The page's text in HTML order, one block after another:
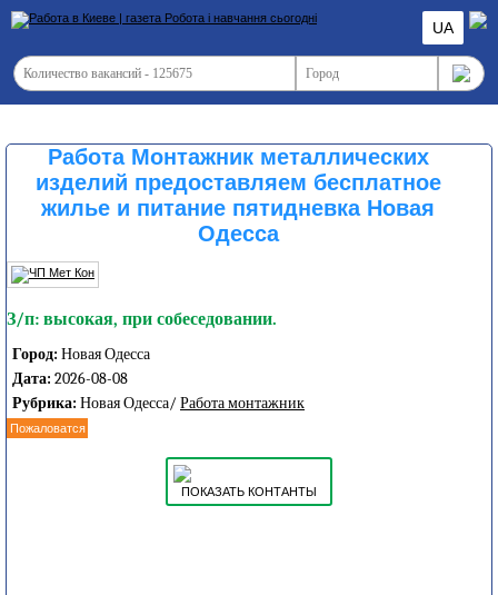
UA
Работа Монтажник металлических
изделий предоставляем бесплатное
жилье и питание пятидневка Новая
Одесса
З/п: высокая, при собеседовании.
Город: Новая Одесса
Дата: 2026-08-08
Рубрика: Новая Одесса/ Работа монтажник
Пожаловатся
ПОКАЗАТЬ КОНТАНТЫ